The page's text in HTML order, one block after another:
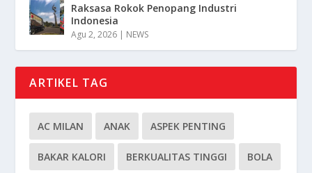
Raksasa Rokok Penopang Industri
Indonesia
Agu 2, 2026 | NEWS
ARTIKEL TAG
AC MILAN ANAK ASPEK PENTING
BAKAR KALORI BERKUALITAS TINGGI BOLA